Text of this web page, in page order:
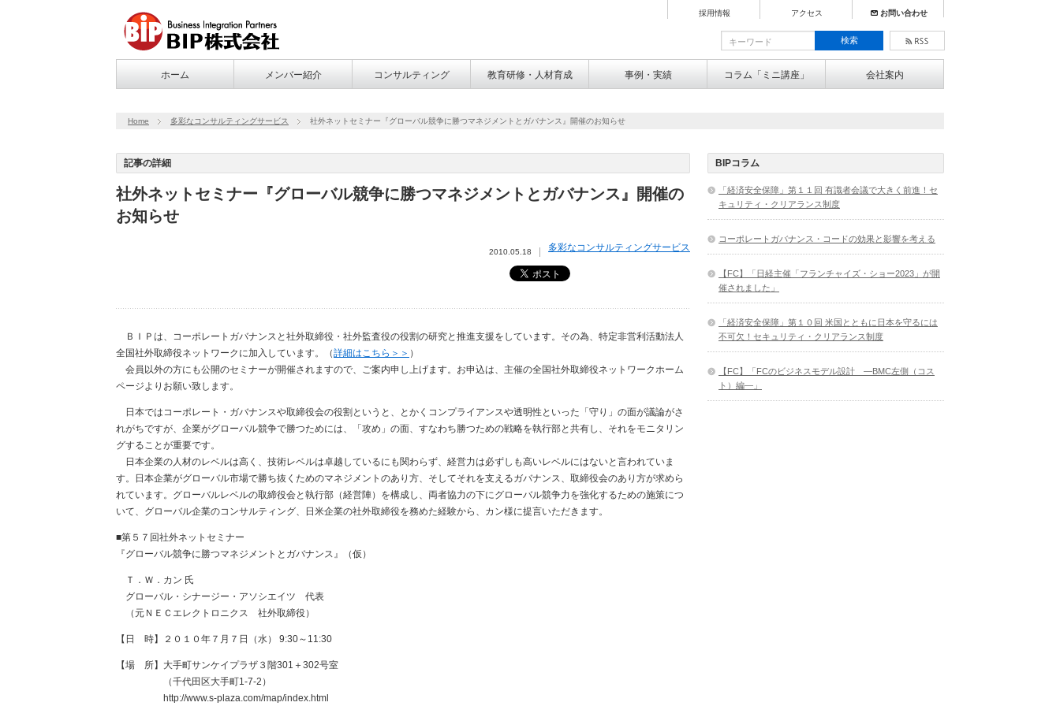
採用情報 アクセス お問い合わせ
ホーム メンバー紹介 コンサルティング 教育研修・人材育成 事例・実績 コラム「ミニ講座」 会社案内
Home 多彩なコンサルティングサービス 社外ネットセミナー『グローバル競争に勝つマネジメントとガバナンス』開催のお知らせ
記事の詳細
社外ネットセミナー『グローバル競争に勝つマネジメントとガバナンス』開催の
お知らせ
2010.05.18 多彩なコンサルティングサービス
ＢＩＰは、コーポレートガバナンスと社外取締役・社外監査役の役割の研究と推進支援をしています。その為、特定非営利活動法人
全国社外取締役ネットワークに加入しています。（詳細はこちら＞＞ ）
会員以外の方にも公開のセミナーが開催されますので、ご案内申し上げます。お申込は、主催の全国社外取締役ネットワークホーム
ページよりお願い致します。
日本ではコーポレート・ガバナンスや取締役会の役割というと、とかくコンプライアンスや透明性といった「守り」の面が議論がさ
れがちですが、企業がグローバル競争で勝つためには、「攻め」の面、すなわち勝つための戦略を執行部と共有し、それをモニタリン
グすることが重要です。
日本企業の人材のレベルは高く、技術レベルは卓越しているにも関わらず、経営力は必ずしも高いレベルにはないと言われていま
す。日本企業がグローバル市場で勝ち抜くためのマネジメントのあり方、そしてそれを支えるガバナンス、取締役会のあり方が求めら
れています。グローバルレベルの取締役会と執行部（経営陣）を構成し、両者協力の下にグローバル競争力を強化するための施策につ
いて、グローバル企業のコンサルティング、日米企業の社外取締役を務めた経験から、カン様に提言いただきます。
■第５７回社外ネットセミナー
『グローバル競争に勝つマネジメントとガバナンス』（仮）
Ｔ．Ｗ．カン 氏
グローバル・シナージー・アソシエイツ 代表
（元ＮＥＣエレクトロニクス 社外取締役）
【日 時】２０１０年７月７日（水） 9:30～11:30
【場 所】大手町サンケイプラザ３階301＋302号室
（千代田区大手町1-7-2）
http://www.s-plaza.com/map/index.html
BIPコラム
「経済安全保障」第１１回 有識者会議で大きく前進！セ
キュリティ・クリアランス制度
コーポレートガバナンス・コードの効果と影響を考える
【FC】「日経主催「フランチャイズ・ショー2023」が開
催されました」
「経済安全保障」第１０回 米国とともに日本を守るには
不可欠！セキュリティ・クリアランス制度
【FC】「FCのビジネスモデル設計 ―BMC左側（コス
ト）編―」